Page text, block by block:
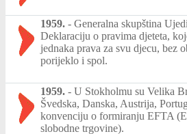
1959. - Generalna skupština
Deklaraciju o pravima djeteta,
jednaka prava za svu djecu, bez
porijeklo i spol.
1959. - U Stokholmu su Velika
Švedska, Danska, Austrija,
konvenciju o formiranju EFTA
slobodne trgovine).